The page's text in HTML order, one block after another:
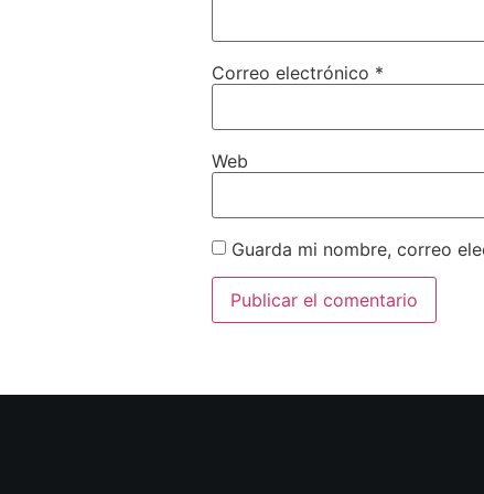
Correo electrónico *
Web
Guarda mi nombre, correo